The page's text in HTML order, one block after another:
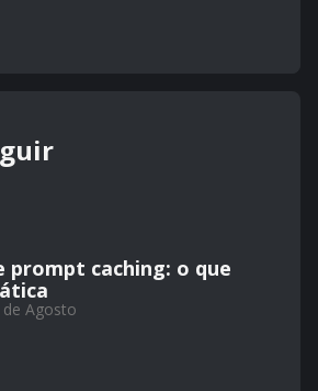
prompt caching: o que
de Agosto